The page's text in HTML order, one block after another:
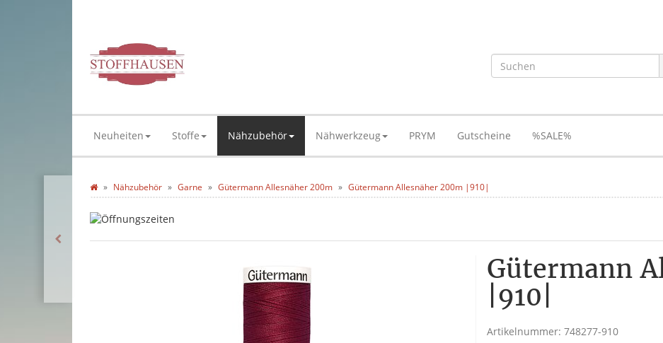
Neuheiten Stoffe Nähzubehör Nähwerkzeug PRYM Gutscheine %SALE%
Nähzubehör Garne Gütermann Allesnäher 200m Gütermann Allesnäher 200m |910|
Gütermann
|910|
Artikelnummer: 748277-910